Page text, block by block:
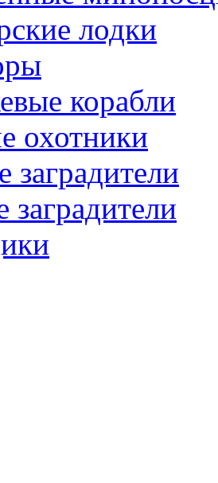
лодки
корабли
охотники
заградители